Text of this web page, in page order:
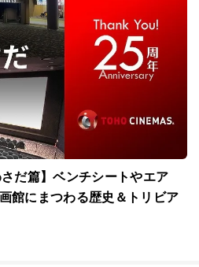
だ篇】ベンチシートやエア
館にまつわる歴史＆トリビア